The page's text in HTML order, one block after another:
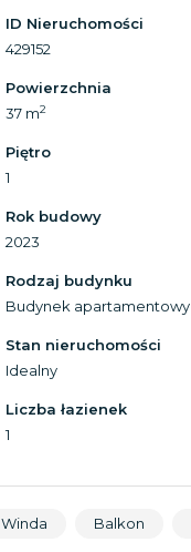
ID Nieruchomości
429152
Powierzchnia
37 m2
Piętro
1
Rok budowy
2023
Rodzaj budynku
Budynek apartamentowy
Stan nieruchomości
Idealny
Liczba łazienek
1
Winda Balkon